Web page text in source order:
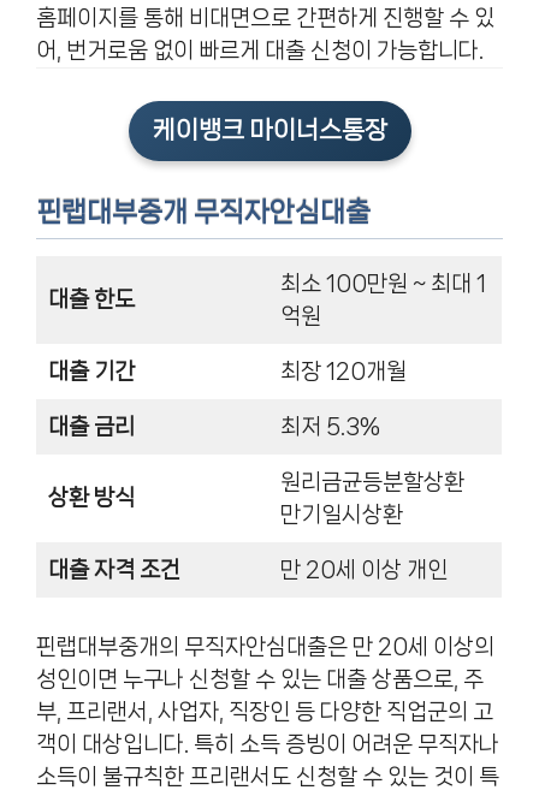
홈페이지를 통해 비대면으로 간편하게 진행할 수 있
어, 번거로움 없이 빠르게 대출 신청이 가능합니다.
케이뱅크 마이너스통장
핀랩대부중개 무직자안심대출
대출 한도
최소 100만원 ~ 최대 1
억원
대출 기간 최장 120개월
대출 금리 최저 5.3%
상환 방식
원리금균등분할상환
만기일시상환
대출 자격 조건 만 20세 이상 개인
핀랩대부중개의 무직자안심대출은 만 20세 이상의
성인이면 누구나 신청할 수 있는 대출 상품으로, 주
부, 프리랜서, 사업자, 직장인 등 다양한 직업군의 고
객이 대상입니다. 특히 소득 증빙이 어려운 무직자나
소득이 불규칙한 프리랜서도 신청할 수 있는 것이 특